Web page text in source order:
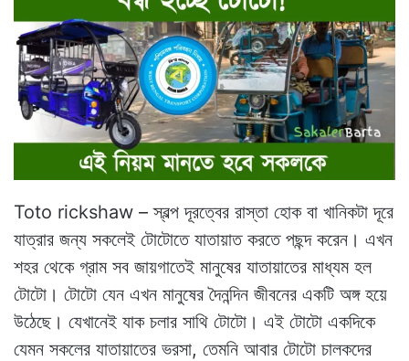
Toto rickshaw – স্বল্প দূরত্বের রাস্তা হোক বা খানিকটা দূরে
যাত্রার জন্য সকলেই টোটোতে যাতায়াত করতে পছন্দ করেন। এখন
শহর থেকে গ্রাম সব জায়গাতেই মানুষের যাতায়াতের মাধ্যম হল
টোটো। টোটো যেন এখন মানুষের দৈনন্দিন জীবনের একটি অঙ্গ হয়ে
উঠেছে। যেখানেই যাক চলার সাথি টোটো। এই টোটো একদিকে
যেমন সকলের যাতায়াতের ভরসা, তেমনি আবার টোটো চালকদের